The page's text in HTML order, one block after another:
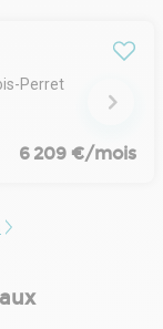
Perret
6 209 €/mois